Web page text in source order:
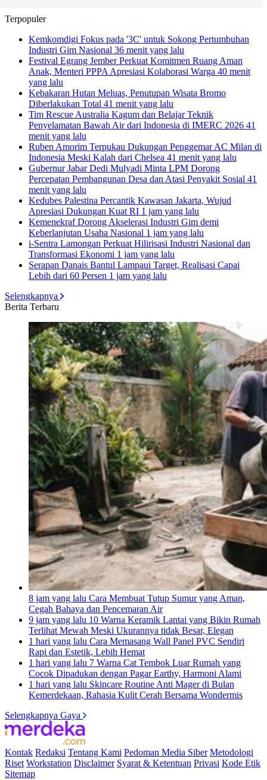
Terpopuler
Kemkomdigi Fokus pada '3C' untuk Sokong Pertumbuhan
Industri Gim Nasional 36 menit yang lalu
Festival Egrang Jember Perkuat Komitmen Ruang Aman
Anak, Menteri PPPA Apresiasi Kolaborasi Warga 40 menit
yang lalu
Kebakaran Hutan Meluas, Penutupan Wisata Bromo
Diberlakukan Total 41 menit yang lalu
Tim Rescue Australia Kagum dan Belajar Teknik
Penyelamatan Bawah Air dari Indonesia di IMERC 2026 41
menit yang lalu
Ruben Amorim Terpukau Dukungan Penggemar AC Milan di
Indonesia Meski Kalah dari Chelsea 41 menit yang lalu
Gubernur Jabar Dedi Mulyadi Minta LPM Dorong
Percepatan Pembangunan Desa dan Atasi Penyakit Sosial 41
menit yang lalu
Kedubes Palestina Percantik Kawasan Jakarta, Wujud
Apresiasi Dukungan Kuat RI 1 jam yang lalu
Kemenekraf Dorong Akselerasi Industri Gim demi
Keberlanjutan Usaha Nasional 1 jam yang lalu
i-Sentra Lamongan Perkuat Hilirisasi Industri Nasional dan
Transformasi Ekonomi 1 jam yang lalu
Serapan Danais Bantul Lampaui Target, Realisasi Capai
Lebih dari 60 Persen 1 jam yang lalu
Selengkapnya
Berita Terbaru
8 jam yang lalu Cara Membuat Tutup Sumur yang Aman,
Cegah Bahaya dan Pencemaran Air
9 jam yang lalu 10 Warna Keramik Lantai yang Bikin Rumah
Terlihat Mewah Meski Ukurannya tidak Besar, Elegan
1 hari yang lalu Cara Memasang Wall Panel PVC Sendiri
Rapi dan Estetik, Lebih Hemat
1 hari yang lalu 7 Warna Cat Tembok Luar Rumah yang
Cocok Dipadukan dengan Pagar Earthy, Harmoni Alami
1 hari yang lalu Skincare Routine Anti Mager di Bulan
Kemerdekaan, Rahasia Kulit Cerah Bersama Wondermis
Selengkapnya Gaya
Kontak Redaksi Tentang Kami Pedoman Media Siber Metodologi
Riset Workstation Disclaimer Syarat & Ketentuan Privasi Kode Etik
Sitemap